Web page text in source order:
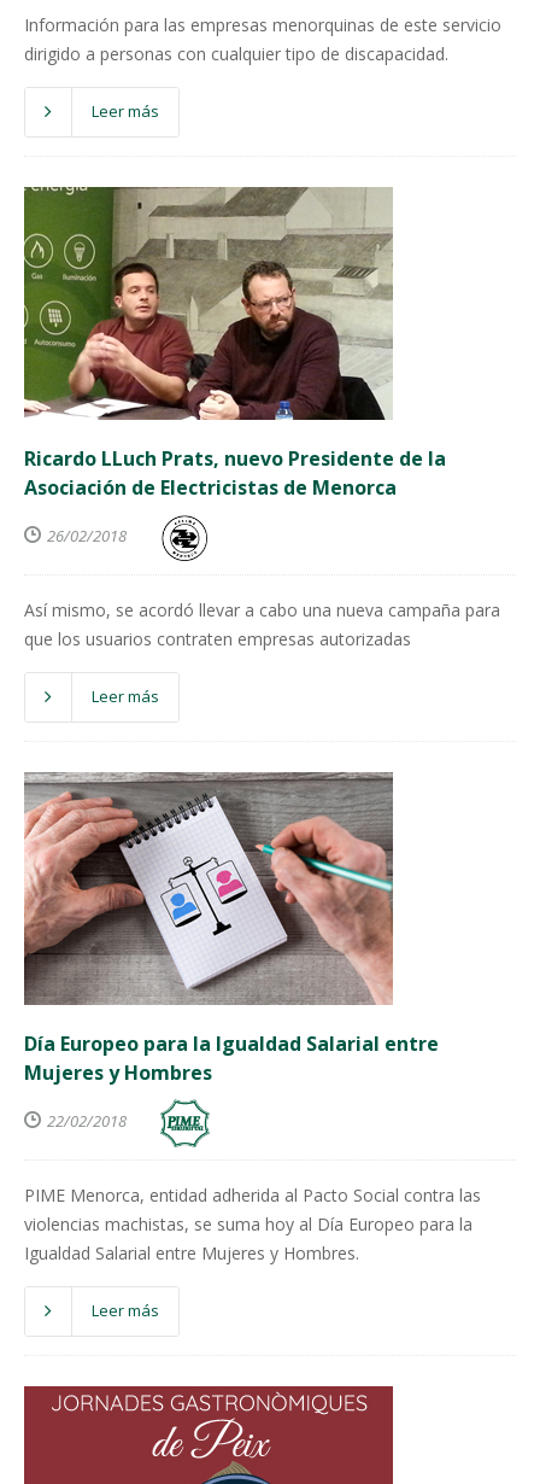
Información para las empresas menorquinas de este servicio
dirigido a personas con cualquier tipo de discapacidad.
Leer más
Ricardo LLuch Prats, nuevo Presidente de la
Asociación de Electricistas de Menorca
26/02/2018
Así mismo, se acordó llevar a cabo una nueva campaña para
que los usuarios contraten empresas autorizadas
Leer más
Día Europeo para la Igualdad Salarial entre
Mujeres y Hombres
22/02/2018
PIME Menorca, entidad adherida al Pacto Social contra las
violencias machistas, se suma hoy al Día Europeo para la
Igualdad Salarial entre Mujeres y Hombres.
Leer más